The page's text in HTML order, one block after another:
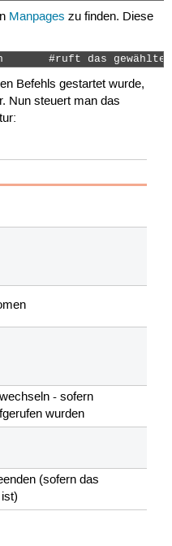
Manpages zu finden. Diese
#ruft das gewählte
Befehls gestartet wurde,
Nun steuert man das
- sofern
wurden
(sofern das